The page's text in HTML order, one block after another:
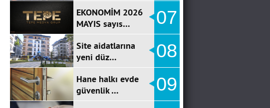
EKONOMİM 2026
MAYIS sayıs…
07
Site aidatlarına
yeni düz…
08
Hane halkı evde
güvenlik …
09